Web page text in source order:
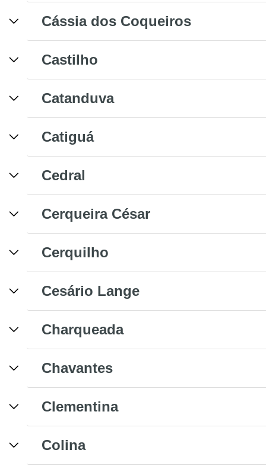
Cássia dos Coqueiros
Castilho
Catanduva
Catiguá
Cedral
Cerqueira César
Cerquilho
Cesário Lange
Charqueada
Chavantes
Clementina
Colina